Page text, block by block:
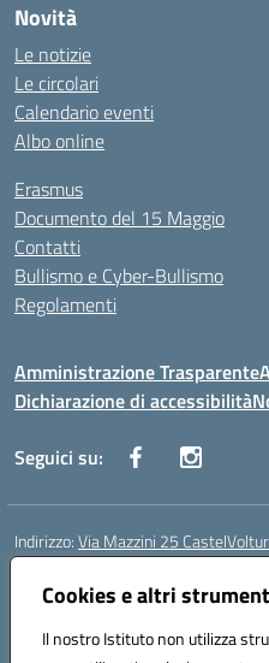
Cookies e altri
Il nostro Istituto non utilizza
Novità
Le notizie
Le circolari
Calendario eventi
Albo online
Erasmus
Documento del 15 Maggio
Contatti
Bullismo e Cyber-Bullismo
Regolamenti
Amministrazione Trasparente
Dichiarazione di accessibilità
Seguici su:
Indirizzo:Via Mazzini 25
Centralino:
Posta elettronica certificata (PEC):
Codice fiscale: 93063510619